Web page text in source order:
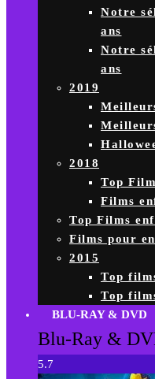
Notre
ans
Notre
ans
2019
2018
Top
Films
Top Films
Films pour
2015
Top
Top
BLU-RAY & DVD
Blu-Ray &
5.7